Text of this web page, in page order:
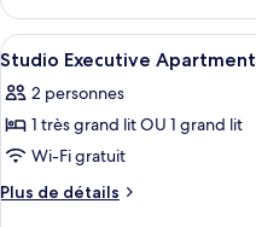
chambre
(No
Housekeeping)
le
type
de
Appartement
Familial,
chambre
(No
Housekeeping)
Afficher
toutes
les
photos
pour
ce
4
Studio Executive Apartment
2 personnes
1 très grand lit OU 1 grand lit
Wi-Fi gratuit
Plus de détails
Plus